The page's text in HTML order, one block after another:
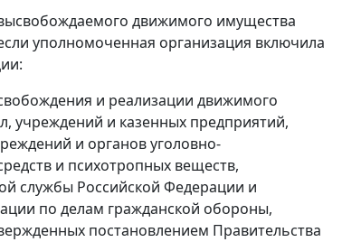
движимого имущества
уполномоченная организация включила
и реализации движимого
учреждений и казенных предприятий,
и органов уголовно-
и психотропных веществ,
службы Российской Федерации и
по делам гражданской обороны,
постановлением Правительства